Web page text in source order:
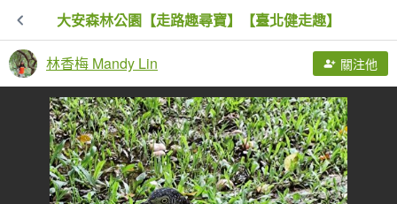
大安森林公園【走路趣尋寶】【臺北健走趣】
林香梅 Mandy Lin 關注他